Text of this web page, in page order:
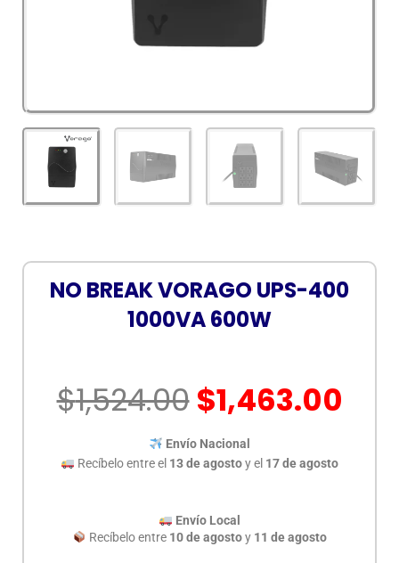
NO BREAK VORAGO UPS-400
1000VA 600W
$1,524.00El
precio
original
era:
$1,524.00.
$1,463.00
Envío Nacional
Recíbelo entre el 13 de agostoy el 17 de agosto
Envío Local
Recíbelo entre 10 de agostoy 11 de agosto